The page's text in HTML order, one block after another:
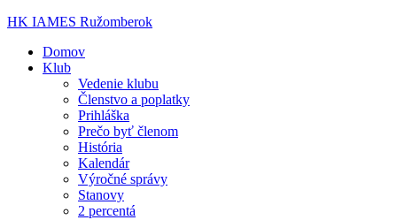
HK IAMES Ružomberok
Domov
Klub
Vedenie klubu
Členstvo a poplatky
Prihláška
Prečo byť členom
História
Kalendár
Výročné správy
Stanovy
2 percentá